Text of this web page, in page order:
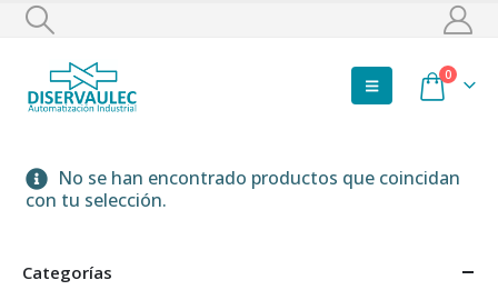
0
No se han encontrado productos que coincidan
con tu selección.
Categorías